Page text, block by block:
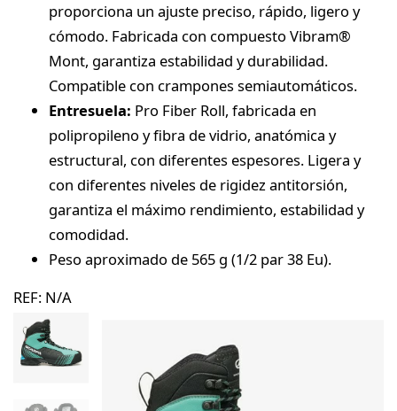
proporciona un ajuste preciso, rápido, ligero y
cómodo. Fabricada con compuesto Vibram®
Mont, garantiza estabilidad y durabilidad.
Compatible con crampones semiautomáticos.
Entresuela: Pro Fiber Roll, fabricada en
polipropileno y fibra de vidrio, anatómica y
estructural, con diferentes espesores. Ligera y
con diferentes niveles de rigidez antitorsión,
garantiza el máximo rendimiento, estabilidad y
comodidad.
Peso aproximado de 565 g (1/2 par 38 Eu).
REF: N/A